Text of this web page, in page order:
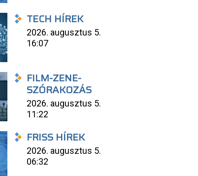
TECH HÍREK
2026. augusztus 5.
16:07
FILM-ZENE-
SZÓRAKOZÁS
2026. augusztus 5.
11:22
FRISS HÍREK
2026. augusztus 5.
06:32